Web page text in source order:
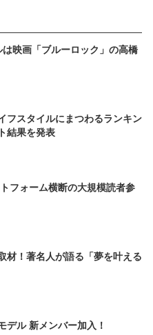
映画「ブルーロック」の高橋
フスタイルにまつわるランキン
結果を発表
フォーム横断の大規模読者参
材！著名人が語る「夢を叶える
デル 新メンバー加入！